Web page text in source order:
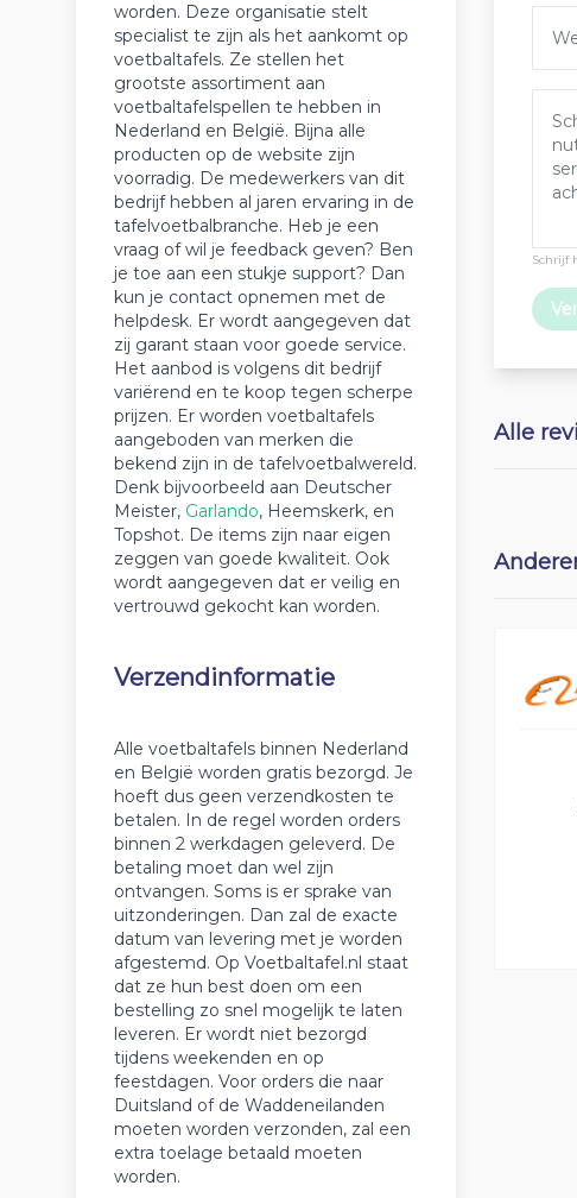
worden. Deze organisatie stelt
specialist te zijn als het aankomt op
voetbaltafels. Ze stellen het
grootste assortiment aan
voetbaltafelspellen te hebben in
Nederland en België. Bijna alle
producten op de website zijn
voorradig. De medewerkers van dit
bedrijf hebben al jaren ervaring in de
tafelvoetbalbranche. Heb je een
vraag of wil je feedback geven? Ben
je toe aan een stukje support? Dan
kun je contact opnemen met de
helpdesk. Er wordt aangegeven dat
zij garant staan voor goede service.
Het aanbod is volgens dit bedrijf
variërend en te koop tegen scherpe
prijzen. Er worden voetbaltafels
aangeboden van merken die
bekend zijn in de tafelvoetbalwereld.
Denk bijvoorbeeld aan Deutscher
Meister, Garlando, Heemskerk, en
Topshot. De items zijn naar eigen
zeggen van goede kwaliteit. Ook
wordt aangegeven dat er veilig en
vertrouwd gekocht kan worden.
Verzendinformatie
Alle voetbaltafels binnen Nederland
en België worden gratis bezorgd. Je
hoeft dus geen verzendkosten te
betalen. In de regel worden orders
binnen 2 werkdagen geleverd. De
betaling moet dan wel zijn
ontvangen. Soms is er sprake van
uitzonderingen. Dan zal de exacte
datum van levering met je worden
afgestemd. Op Voetbaltafel.nl staat
dat ze hun best doen om een
bestelling zo snel mogelijk te laten
leveren. Er wordt niet bezorgd
tijdens weekenden en op
feestdagen. Voor orders die naar
Duitsland of de Waddeneilanden
moeten worden verzonden, zal een
extra toelage betaald moeten
worden.
Schrijf
Alle